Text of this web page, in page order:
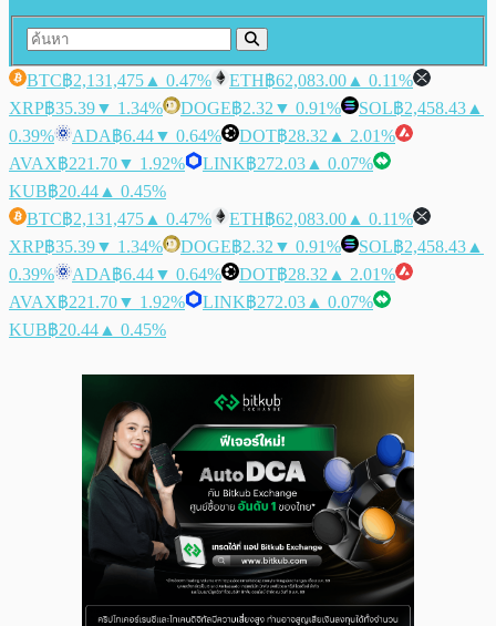
BTC฿2,131,475 ▲ 0.47% ETH฿62,083.00 ▲ 0.11%
XRP฿35.39▼ 1.34% DOGE฿2.32 ▼ 0.91% SOL฿2,458.43 ▲
0.39%
ADA฿6.44▼ 0.64% DOT฿28.32 ▲ 2.01%
AVAX฿221.70▼ 1.92% LINK฿272.03 ▲ 0.07%
KUB฿20.44 ▲ 0.45%
BTC฿2,131,475 ▲ 0.47% ETH฿62,083.00 ▲ 0.11%
XRP฿35.39▼ 1.34% DOGE฿2.32 ▼ 0.91% SOL฿2,458.43 ▲
0.39%
ADA฿6.44▼ 0.64% DOT฿28.32 ▲ 2.01%
AVAX฿221.70▼ 1.92% LINK฿272.03 ▲ 0.07%
KUB฿20.44 ▲ 0.45%